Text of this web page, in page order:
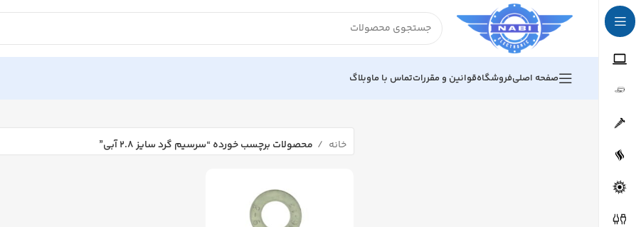
صفحه اصلیفروشگاهقوانین و مقرراتتماس با ماوبلاگ
خانه محصولات برچسب خورده “سرسیم گرد سایز ۲.۸ آبی”